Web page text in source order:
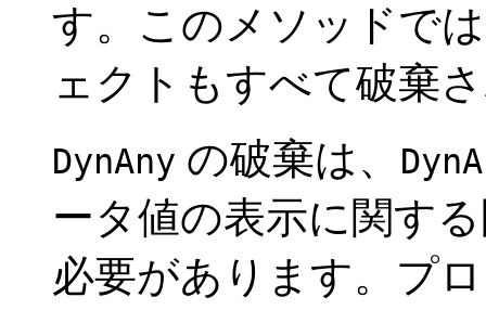
す。このメソッドで
ェクトもすべて破棄
DynAny の破棄は、
ータ値の表示に関す
必要があります。プ